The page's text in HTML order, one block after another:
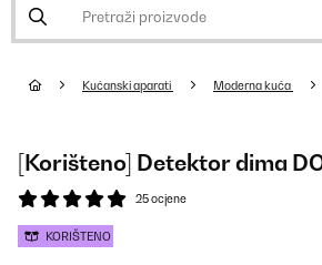
Kućanski aparati Moderna kuća
[Korišteno] Detektor dima
25 ocjene
KORIŠTENO